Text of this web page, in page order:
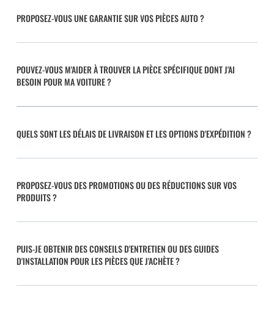
PROPOSEZ-VOUS UNE GARANTIE SUR VOS PIÈCES AUTO ?
POUVEZ-VOUS M'AIDER À TROUVER LA PIÈCE SPÉCIFIQUE DONT J'AI
BESOIN POUR MA VOITURE ?
QUELS SONT LES DÉLAIS DE LIVRAISON ET LES OPTIONS D'EXPÉDITION ?
PROPOSEZ-VOUS DES PROMOTIONS OU DES RÉDUCTIONS SUR VOS
PRODUITS ?
PUIS-JE OBTENIR DES CONSEILS D'ENTRETIEN OU DES GUIDES
D'INSTALLATION POUR LES PIÈCES QUE J'ACHÈTE ?